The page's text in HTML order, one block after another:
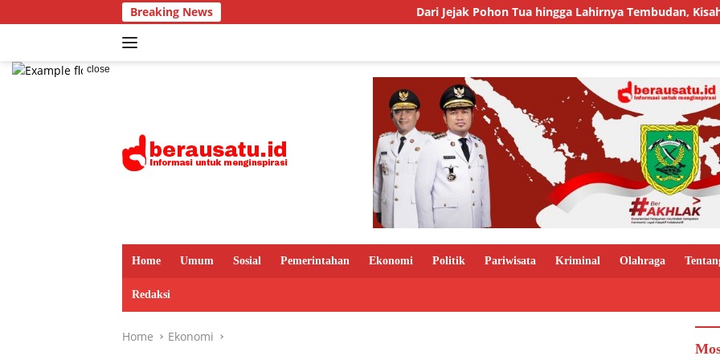
to
Breaking News Dari Jejak Pohon Tua hingga Lahirnya Tembudan, Kisah Sebuah
close
Home Umum Sosial Pemerintahan Ekonomi Politik Pariwisata Kriminal Olahraga
Redaksi
Home Ekonomi